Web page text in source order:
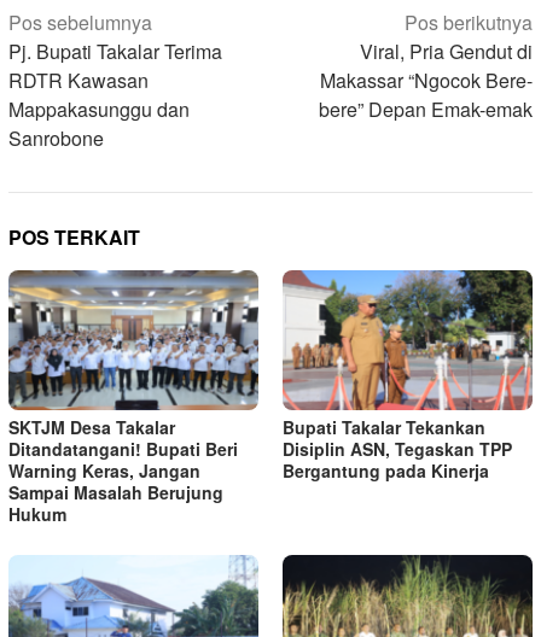
Navigasi
pos
Pos sebelumnya
Pj. Bupati Takalar Terima
RDTR Kawasan
Mappakasunggu dan
Sanrobone
Pos berikutnya
Viral, Pria Gendut di
Makassar “Ngocok Bere-
bere” Depan Emak-emak
POS TERKAIT
SKTJM Desa Takalar
Ditandatangani! Bupati Beri
Warning Keras, Jangan
Sampai Masalah Berujung
Hukum
Bupati Takalar Tekankan
Disiplin ASN, Tegaskan TPP
Bergantung pada Kinerja